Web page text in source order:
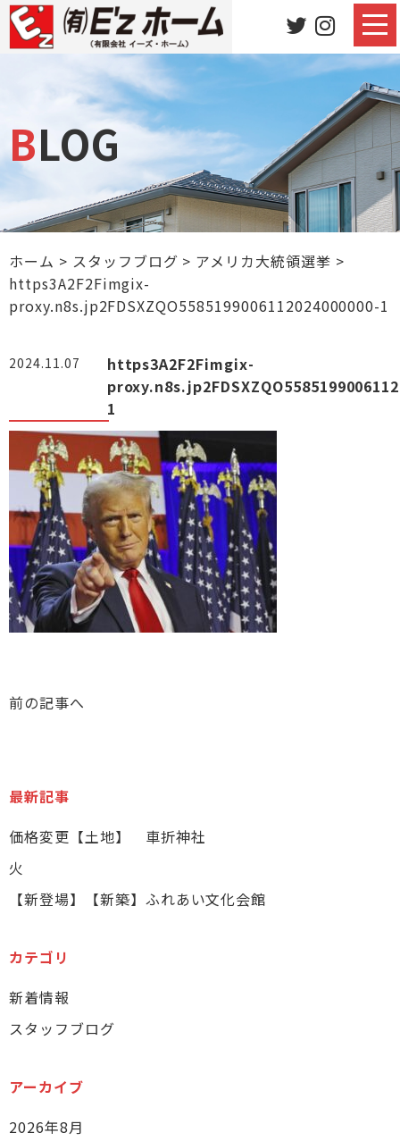
BLOG
ホーム > スタッフブログ > アメリカ大統領選挙 >
https3A2F2Fimgix-
proxy.n8s.jp2FDSXZQO5585199006112024000000-1
2024.11.07
https3A2F2Fimgix-
1
前の記事へ
最新記事
価格変更【土地】 車折神社
火
【新登場】【新築】ふれあい文化会館
カテゴリ
新着情報
スタッフブログ
アーカイブ
2026年8月